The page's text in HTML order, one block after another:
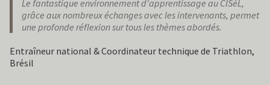
Le fantastique environnement d'apprentissage au CISéL,
grâce aux nombreux échanges avec les intervenants, permet
une profonde réflexion sur tous les thèmes abordés.
Entraîneur national & Coordinateur technique de Triathlon,
Brésil